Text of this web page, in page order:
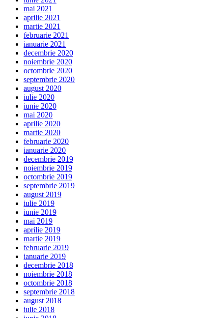
mai 2021
aprilie 2021
martie 2021
februarie 2021
ianuarie 2021
decembrie 2020
noiembrie 2020
octombrie 2020
septembrie 2020
august 2020
iulie 2020
iunie 2020
mai 2020
aprilie 2020
martie 2020
februarie 2020
ianuarie 2020
decembrie 2019
noiembrie 2019
octombrie 2019
septembrie 2019
august 2019
iulie 2019
iunie 2019
mai 2019
aprilie 2019
martie 2019
februarie 2019
ianuarie 2019
decembrie 2018
noiembrie 2018
octombrie 2018
septembrie 2018
august 2018
iulie 2018